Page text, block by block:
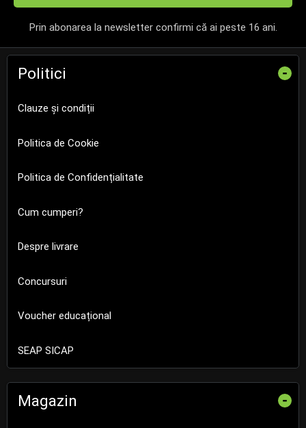
Prin abonarea la newsletter confirmi că ai peste 16 ani.
Politici -
Clauze și condiții
Politica de Cookie
Politica de Confidențialitate
Cum cumperi?
Despre livrare
Concursuri
Voucher educațional
SEAP SICAP
Magazin -